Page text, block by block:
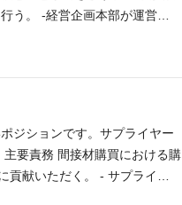
う。 -経営企画本部が運営す
外注先の管理、進捗報告、問
連携窓口 -各種資料作成 -社内
シンキング、タフさ・貪欲
ード・パワポ・エクセル等の
ジションです。サプライヤー
要責務 間接材購買における購
献いただく。 - サプライヤ
・法務と連携した商業条件・